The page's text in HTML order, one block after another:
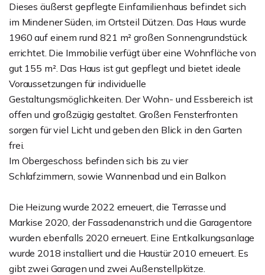
Dieses äußerst gepflegte Einfamilienhaus befindet sich
im Mindener Süden, im Ortsteil Dützen. Das Haus wurde
1960 auf einem rund 821 m² großen Sonnengrundstück
errichtet. Die Immobilie verfügt über eine Wohnfläche von
gut 155 m². Das Haus ist gut gepflegt und bietet ideale
Voraussetzungen für individuelle
Gestaltungsmöglichkeiten. Der Wohn- und Essbereich ist
offen und großzügig gestaltet. Großen Fensterfronten
sorgen für viel Licht und geben den Blick in den Garten
frei.
Im Obergeschoss befinden sich bis zu vier
Schlafzimmern, sowie Wannenbad und ein Balkon
Die Heizung wurde 2022 erneuert, die Terrasse und
Markise 2020, der Fassadenanstrich und die Garagentore
wurden ebenfalls 2020 erneuert. Eine Entkalkungsanlage
wurde 2018 installiert und die Haustür 2010 erneuert. Es
gibt zwei Garagen und zwei Außenstellplätze.